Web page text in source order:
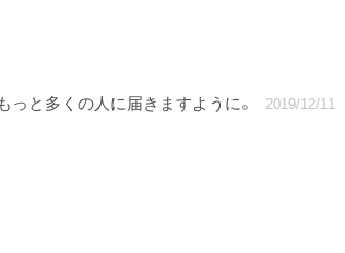
っと多くの人に届きますように。
2019/12/11